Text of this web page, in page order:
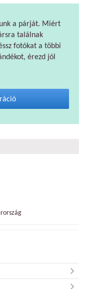
a párját. Miért
találnak
fotókat a többi
érezd jól